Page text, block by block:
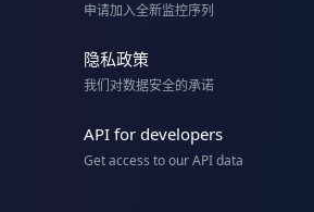
申请加入全新监控序列
隐私政策
我们对数据安全的承诺
API for developers
Get access to our API data